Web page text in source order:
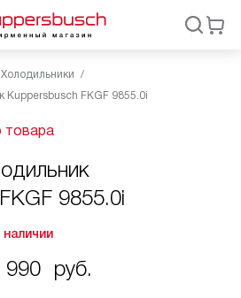
Холодильники
Kuppersbusch FKGF 9855.0i
товара
9855.0i
наличии
990 руб.